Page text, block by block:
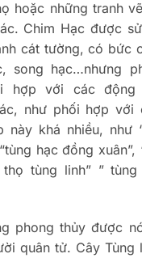
hoặc những tranh
Chim Hạc được
cát tường, có bức
song hạc…nhưng
hợp với các động
như phối hợp với
này khá nhiều, như
hạc đồng xuân”,
thọ tùng linh” ”
phong thủy được
quân tử. Cây Tùng